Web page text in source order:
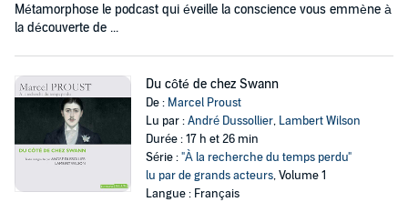
Métamorphose le podcast qui éveille la conscience vous emmène à
la découverte de ...
Du côté de chez Swann
De : Marcel Proust
Lu par :André Dussollier, Lambert Wilson
Durée : 17 h et 26 min
Série :"À la recherche du temps perdu"
lu par de grands acteurs, Volume 1
Langue : Français